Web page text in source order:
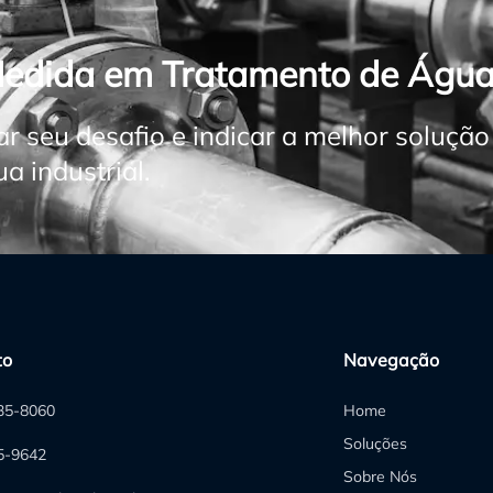
em Tratamento de
seu desafio e indicar a melhor
industrial.
8060
9642
Navegação
Home
Soluções
Sobre Nós